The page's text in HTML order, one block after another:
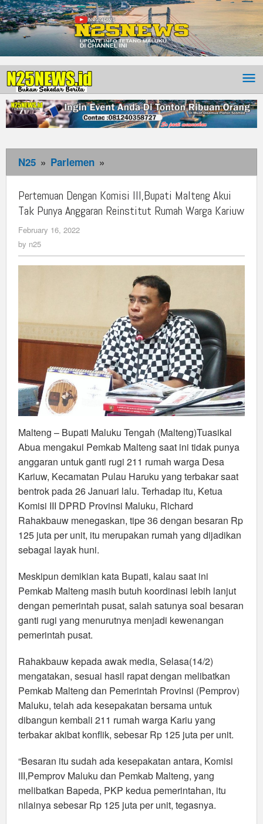
N25 » Parlemen »
Dengan
Komisi
III,Bupati
Punya
Anggaran
Reinstitut
Rumah
Warga
Kariuw
Pertemuan Dengan Komisi III,Bupati Malteng Akui
Tak Punya Anggaran Reinstitut Rumah Warga Kariuw
February 16, 2022
by n25
Malteng – Bupati Maluku Tengah (Malteng)Tuasikal
Abua mengakui Pemkab Malteng saat ini tidak punya
anggaran untuk ganti rugi 211 rumah warga Desa
Kariuw, Kecamatan Pulau Haruku yang terbakar saat
bentrok pada 26 Januari lalu. Terhadap itu, Ketua
Komisi III DPRD Provinsi Maluku, Richard
Rahakbauw menegaskan, tipe 36 dengan besaran Rp
125 juta per unit, itu merupakan rumah yang dijadikan
sebagai layak huni.
Meskipun demikian kata Bupati, kalau saat ini
Pemkab Malteng masih butuh koordinasi lebih lanjut
dengan pemerintah pusat, salah satunya soal besaran
ganti rugi yang menurutnya menjadi kewenangan
pemerintah pusat.
Rahakbauw kepada awak media, Selasa(14/2)
mengatakan, sesuai hasil rapat dengan melibatkan
Pemkab Malteng dan Pemerintah Provinsi (Pemprov)
Maluku, telah ada kesepakatan bersama untuk
dibangun kembali 211 rumah warga Kariu yang
terbakar akibat konflik, sebesar Rp 125 juta per unit.
“Besaran itu sudah ada kesepakatan antara, Komisi
III,Pemprov Maluku dan Pemkab Malteng, yang
melibatkan Bapeda, PKP kedua pemerintahan, itu
nilainya sebesar Rp 125 juta per unit, tegasnya.